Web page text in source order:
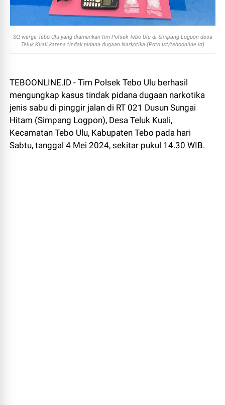
SO, warga Tebo Ulu yang diamankan tim Polsek Tebo Ulu di Simpang Logpon desa
Teluk Kuali karena tindak pidana dugaan Narkotika.(Poto:Ist/teboonline.id)
TEBOONLINE.ID - Tim Polsek Tebo Ulu berhasil
mengungkap kasus tindak pidana dugaan narkotika
jenis sabu di pinggir jalan di RT 021 Dusun Sungai
Hitam (Simpang Logpon), Desa Teluk Kuali,
Kecamatan Tebo Ulu, Kabupaten Tebo pada hari
Sabtu, tanggal 4 Mei 2024, sekitar pukul 14.30 WIB.